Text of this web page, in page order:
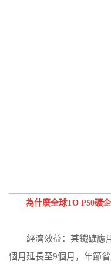
為什麽全球TO P50礦
經濟效益：某鐵礦應用
個月延長至9個月，年節省